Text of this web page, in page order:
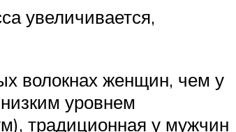
увеличивается,
волокнах женщин, чем у
уровнем
традиционная у мужчин